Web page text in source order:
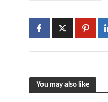
You may also like